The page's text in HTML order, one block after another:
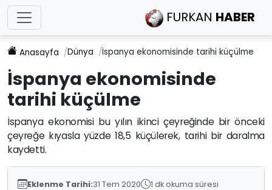
FURKAN HABER
Anasayfa Dünya İspanya ekonomisinde tarihi küçülme
İspanya ekonomisinde
tarihi küçülme
İspanya ekonomisi bu yılın ikinci çeyreğinde bir önceki
çeyreğe kıyasla yüzde 18,5 küçülerek, tarihi bir daralma
kaydetti.
Eklenme Tarihi:31 Tem 2020
1 dk okuma süresi